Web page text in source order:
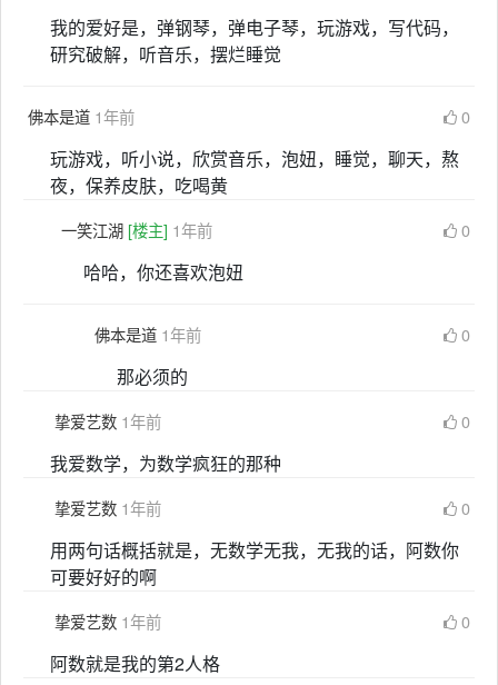
我的爱好是，弹钢琴，弹电子琴，玩游戏，写代码，
研究破解，听音乐，摆烂睡觉
佛本是道 1年前 0
玩游戏，听小说，欣赏音乐，泡妞，睡觉，聊天，熬
夜，保养皮肤，吃喝黄
一笑江湖 [楼主] 1年前 0
哈哈，你还喜欢泡妞
佛本是道 1年前 0
那必须的
挚爱艺数 1年前 0
我爱数学，为数学疯狂的那种
挚爱艺数 1年前 0
用两句话概括就是，无数学无我，无我的话，阿数你
可要好好的啊
挚爱艺数 1年前 0
阿数就是我的第2人格